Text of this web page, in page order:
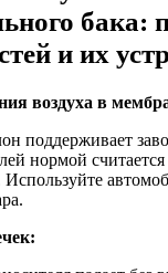
бака:
и их
воздуха в
поддерживает
нормой
Используйте